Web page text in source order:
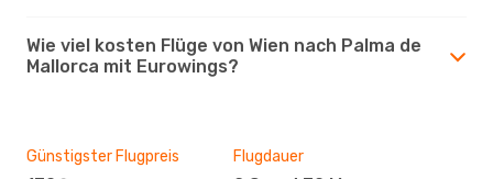
Wie viel kosten Flüge von Wien nach Palma de
Mallorca mit Eurowings?
Günstigster Flugpreis Flugdauer